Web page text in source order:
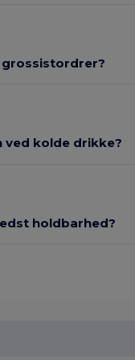
ved kolde drikke?
holdbarhed?